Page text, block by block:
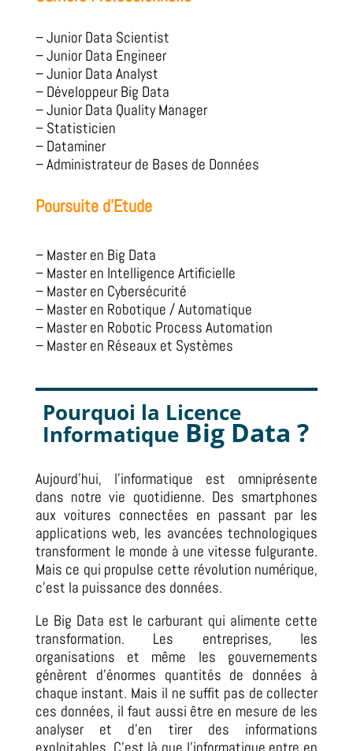
– Junior Data Scientist
– Junior Data Engineer
– Junior Data Analyst
– Développeur Big Data
– Junior Data Quality Manager
– Statisticien
– Dataminer
– Administrateur de Bases de Données
Poursuite d’Etude
– Master en Big Data
– Master en Intelligence Artificielle
– Master en Cybersécurité
– Master en Robotique / Automatique
– Master en Robotic Process Automation
– Master en Réseaux et Systèmes
Pourquoi la Licence
InformatiqueBig Data ?
Aujourd’hui, l’informatique est omniprésente
dans notre vie quotidienne. Des smartphones
aux voitures connectées en passant par les
applications web, les avancées technologiques
transforment le monde à une vitesse fulgurante.
Mais ce qui propulse cette révolution numérique,
c’est la puissance des données.
Le Big Data est le carburant qui alimente cette
transformation. Les entreprises, les
organisations et même les gouvernements
génèrent d’énormes quantités de données à
chaque instant. Mais il ne suffit pas de collecter
ces données, il faut aussi être en mesure de les
analyser et d’en tirer des informations